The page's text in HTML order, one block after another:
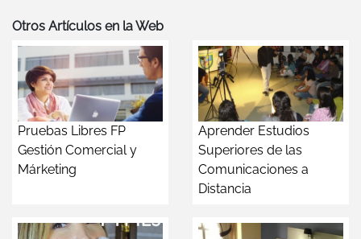
Otros Artículos en la Web
Pruebas Libres FP
Gestión Comercial y
Márketing
Aprender Estudios
Superiores de las
Comunicaciones a
Distancia